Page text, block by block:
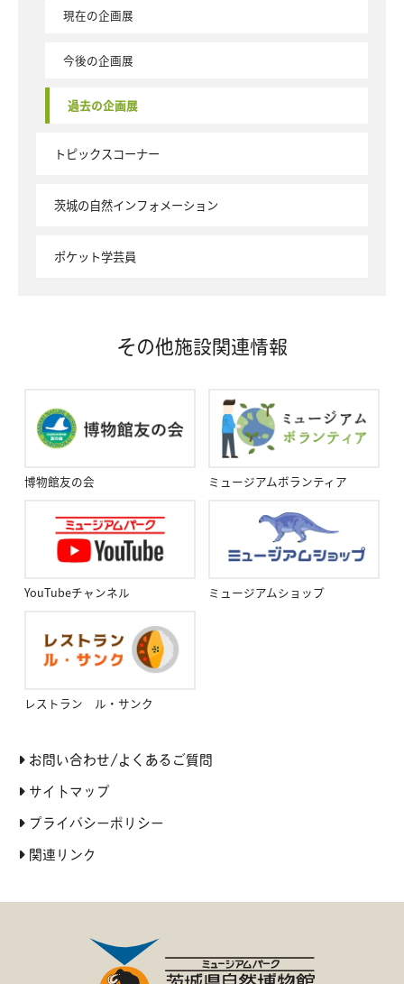
現在の企画展
今後の企画展
過去の企画展
トピックスコーナー
茨城の自然インフォメーション
ポケット学芸員
その他施設関連情報
博物館友の会 ミュージアムボランティア
YouTubeチャンネル ミュージアムショップ
レストラン ル・サンク
お問い合わせ/よくあるご質問
サイトマップ
プライバシーポリシー
関連リンク